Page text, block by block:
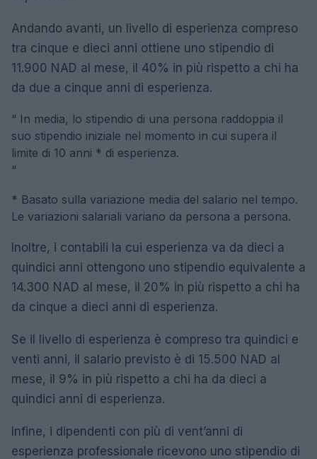
Andando avanti, un livello di esperienza compreso
tra cinque e dieci anni ottiene uno stipendio di
11.900 NAD al mese, il 40% in più rispetto a chi ha
da due a cinque anni di esperienza.
“ In media, lo stipendio di una persona raddoppia il
suo stipendio iniziale nel momento in cui supera il
limite di 10 anni * di esperienza.
“
* Basato sulla variazione media del salario nel tempo.
Le variazioni salariali variano da persona a persona.
Inoltre, i contabili la cui esperienza va da dieci a
quindici anni ottengono uno stipendio equivalente a
14.300 NAD al mese, il 20% in più rispetto a chi ha
da cinque a dieci anni di esperienza.
Se il livello di esperienza è compreso tra quindici e
venti anni, il salario previsto è di 15.500 NAD al
mese, il 9% in più rispetto a chi ha da dieci a
quindici anni di esperienza.
Infine, i dipendenti con più di vent’anni di
esperienza professionale ricevono uno stipendio di